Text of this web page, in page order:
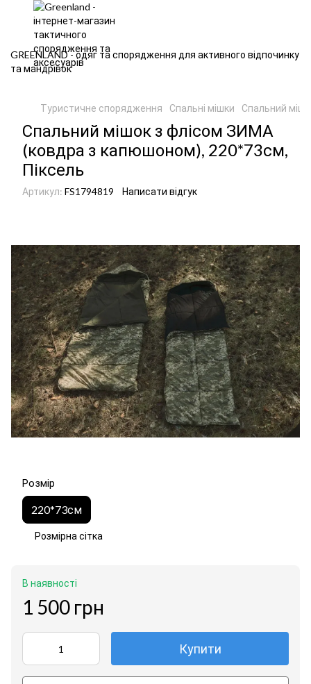
GREENLAND - одяг та спорядження для активного відпочинку
та мандрівок
Туристичне спорядження Спальні мішки Спальний
Спальний мішок з флісом ЗИМА
(ковдра з капюшоном), 220*73см,
Піксель
Артикул: FS1794819 Написати відгук
Розмір
220*73см
Розмірна сітка
В наявності
1 500 грн
Купити